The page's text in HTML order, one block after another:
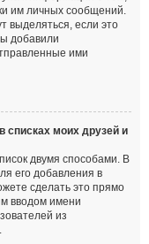
им личных сообщений.
выделяться, если это
добавили
ими
списках моих друзей и
двумя способами. В
его добавления в
сделать это прямо
вводом имени
из